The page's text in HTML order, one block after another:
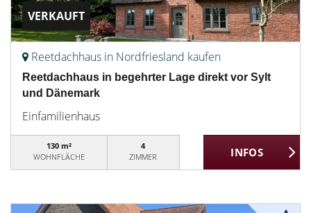
VERKAUFT
Reetdachhaus in Nordfriesland kaufen
Reetdachhaus in begehrter Lage direkt vor Sylt
und Dänemark
Einfamilienhaus
130 m²
WOHNFLÄCHE
4
ZIMMER